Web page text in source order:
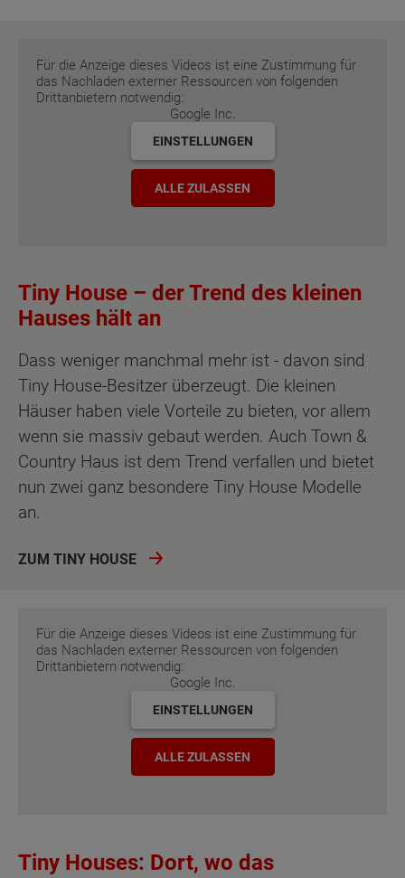
Für die Anzeige dieses Videos ist eine Zustimmung für
das Nachladen externer Ressourcen von folgenden
Drittanbietern notwendig:
Google Inc.
EINSTELLUNGEN
ALLE ZULASSEN
Tiny House – der Trend des kleinen
Hauses hält an
Dass weniger manchmal mehr ist - davon sind
Tiny House-Besitzer überzeugt. Die kleinen
Häuser haben viele Vorteile zu bieten, vor allem
wenn sie massiv gebaut werden. Auch Town &
Country Haus ist dem Trend verfallen und bietet
nun zwei ganz besondere Tiny House Modelle
an.
ZUM TINY HOUSE
Für die Anzeige dieses Videos ist eine Zustimmung für
das Nachladen externer Ressourcen von folgenden
Drittanbietern notwendig:
Google Inc.
EINSTELLUNGEN
ALLE ZULASSEN
Tiny Houses: Dort, wo das